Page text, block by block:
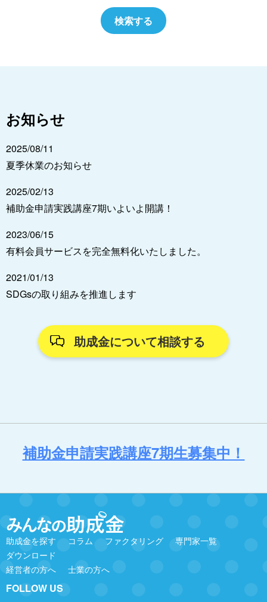
お知らせ
2025/08/11
夏季休業のお知らせ
2025/02/13
補助金申請実践講座7期いよいよ開講！
2023/06/15
有料会員サービスを完全無料化いたしました。
2021/01/13
SDGsの取り組みを推進します
助成金について相談する
補助金申請実践講座7期生募集中！
助成金を探す コラム ファクタリング
専門家一覧
ダウンロード
経営者の方へ
士業の方へ
FOLLOW US